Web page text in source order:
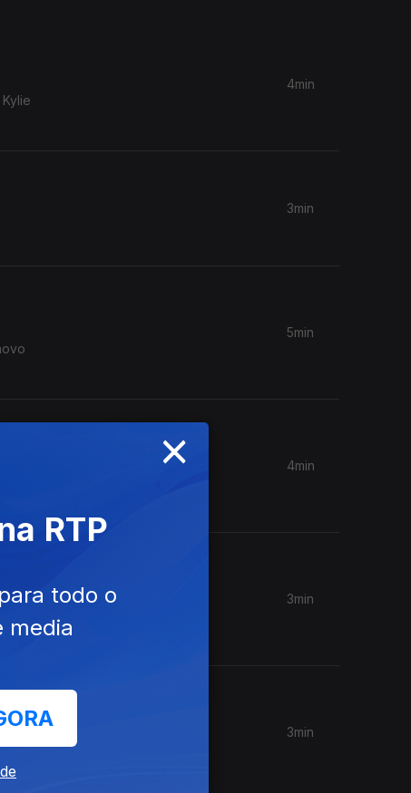
4min
3min
5min
em
4min
3min
na
3min
×
RTP
todo o
media